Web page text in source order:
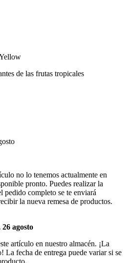
de las frutas tropicales
no lo tenemos actualmente en
pronto. Puedes realizar la
pedido completo se te enviará
la nueva remesa de productos.
agosto
artículo en nuestro almacén. ¡La
La fecha de entrega puede variar si se